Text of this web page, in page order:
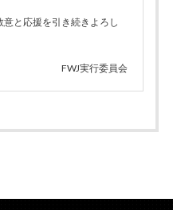
と応援を引き続きよろし
FWJ実行委員会